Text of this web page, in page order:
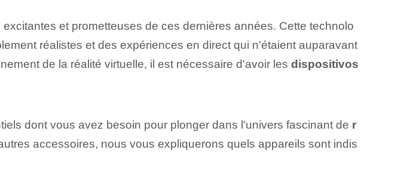
et prometteuses de ces dernières années. Cette technolo
réalistes et des expériences en direct qui n'étaient auparavant
de la réalité virtuelle, il est nécessaire d'avoir les dispositivos
dont vous avez besoin pour plonger dans l'univers fascinant de r
accessoires, nous vous expliquerons quels appareils sont indis